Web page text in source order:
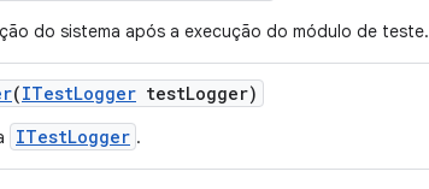
do sistema após a execução do módulo de teste.
(ITestLogger testLogger)
ITestLogger .